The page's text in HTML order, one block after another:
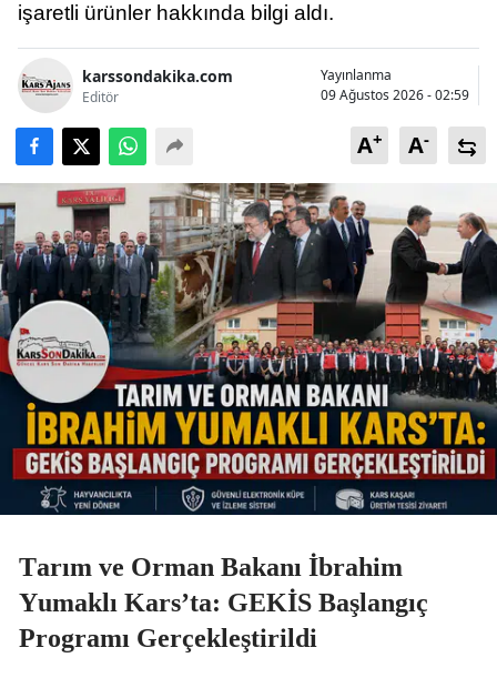
işaretli ürünler hakkında bilgi aldı.
karssondakika.com
Editör
Yayınlanma
09 Ağustos 2026 - 02:59
A+ A-
Tarım ve Orman Bakanı İbrahim
Yumaklı Kars’ta: GEKİS Başlangıç
Programı Gerçekleştirildi